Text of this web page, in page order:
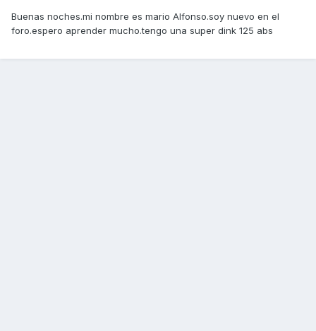
Buenas noches.mi nombre es mario Alfonso.soy nuevo en el
foro.espero aprender mucho.tengo una super dink 125 abs